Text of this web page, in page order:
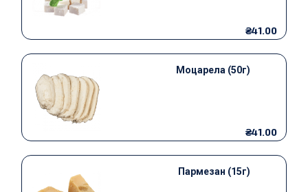
₴41.00
Моцарела (50г)
₴41.00
Пармезан (15г)